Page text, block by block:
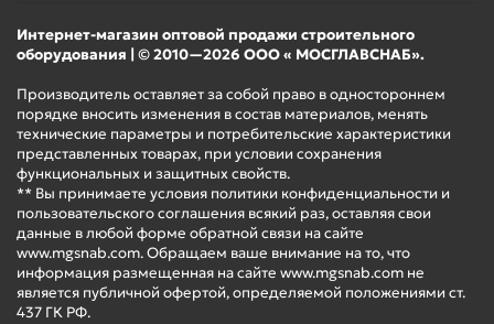
Интернет-магазин оптовой продажи строительного
оборудования | © 2010—2026 ООО « МОСГЛАВСНАБ».
Производитель оставляет за собой право в одностороннем
порядке вносить изменения в состав материалов, менять
технические параметры и потребительские характеристики
представленных товарах, при условии сохранения
функциональных и защитных свойств.
** Вы принимаете условия политики конфиденциальности и
пользовательского соглашения всякий раз, оставляя свои
данные в любой форме обратной связи на сайте
www.mgsnab.com. Обращаем ваше внимание на то, что
информация размещенная на сайте www.mgsnab.com не
является публичной офертой, определяемой положениями ст.
437 ГК РФ.